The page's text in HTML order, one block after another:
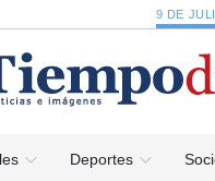
9 DE
Deportes